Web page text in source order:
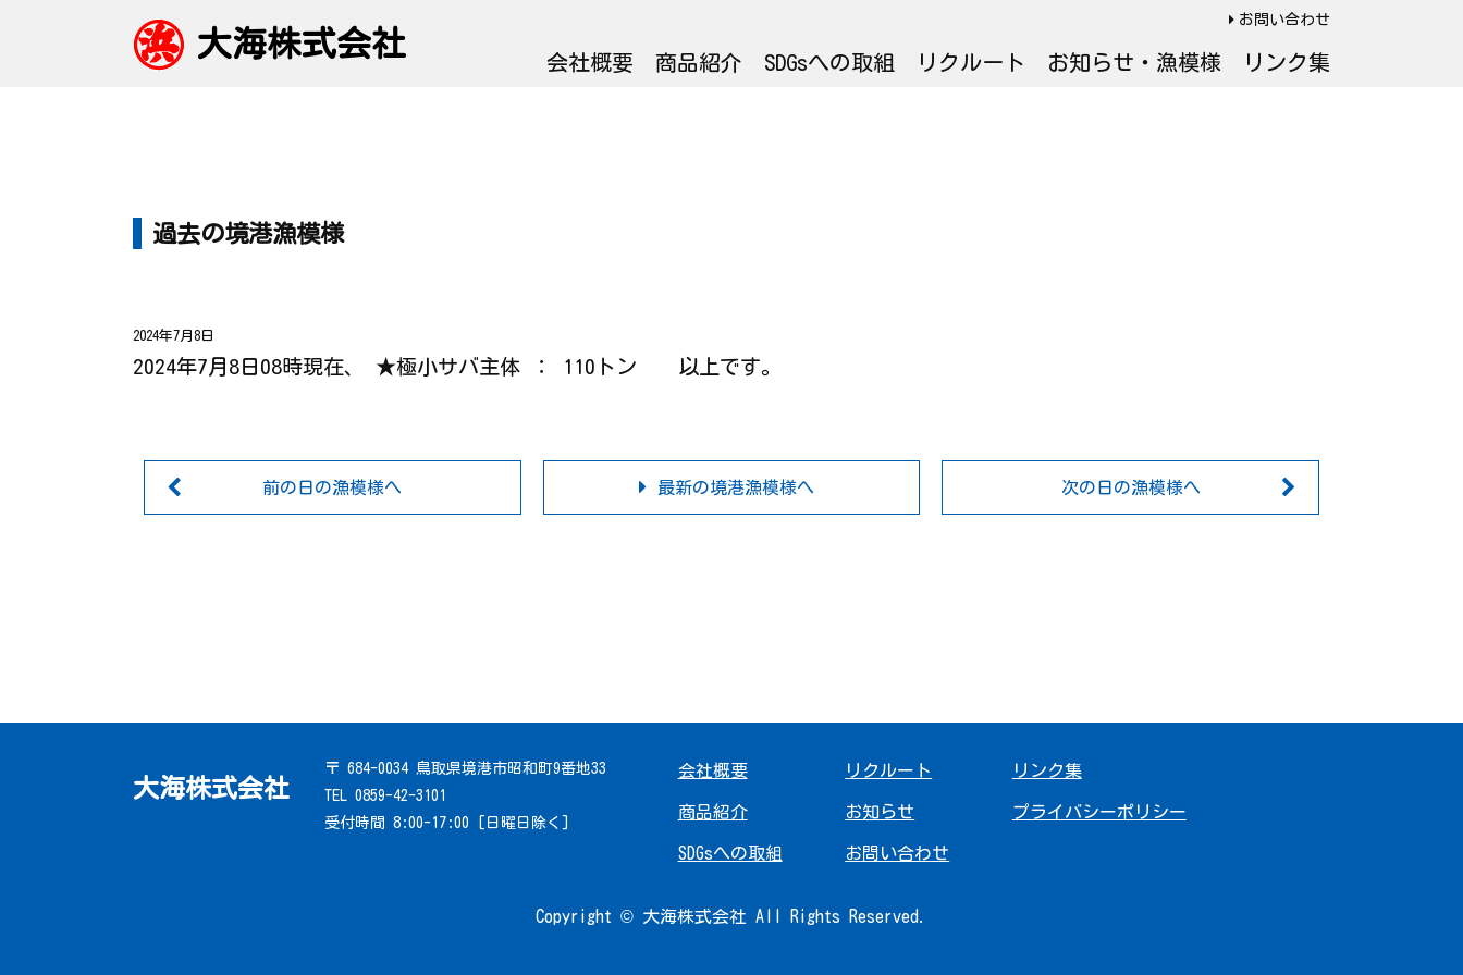
大海株式会社
お問い合わせ
会社概要 商品紹介 SDGsへの取組 リクルート お知らせ・漁模様 リンク集
過去の境港漁模様
2024年7月8日
2024年7月8日08時現在、 ★極小サバ主体 ： 110トン 以上です。
前の日の漁模様へ 最新の境港漁模様へ 次の日の漁模様へ
大海株式会社
〒 684-0034 鳥取県境港市昭和町9番地33
TEL 0859-42-3101
受付時間 8:00-17:00 [日曜日除く]
会社概要
商品紹介
SDGsへの取組
リクルート
お知らせ
お問い合わせ
リンク集
プライバシーポリシー
Copyright © 大海株式会社 All Rights Reserved.